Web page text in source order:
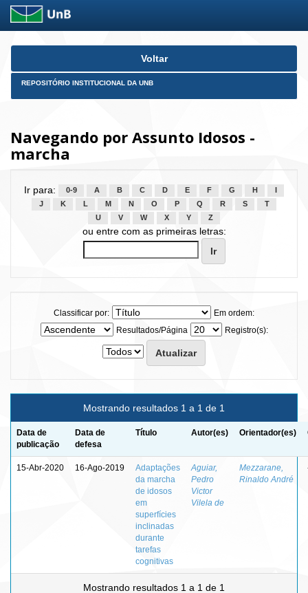
Skip
Voltar
REPOSITÓRIO INSTITUCIONAL DA UNB
Navegando por Assunto Idosos -
marcha
Ir para: 0-9 A B C D E F G H
J
K L M N O P Q R S
T
U
V W X Y Z
ou entre com as primeiras letras:
Classificar por:
Em ordem:
Resultados/Página
Registro(s):
Mostrando resultados 1 a 1 de 1
Data de
publicação
Data de
defesa
Título Autor(es) Orientador(es)
15-Abr-2020 16-Ago-2019
Adaptações
da marcha
de idosos
em
superfícies
inclinadas
durante
tarefas
cognitivas
Aguiar,
Pedro
Victor
Vilela de
Mezzarane,
Rinaldo André
Mostrando resultados 1 a 1 de 1